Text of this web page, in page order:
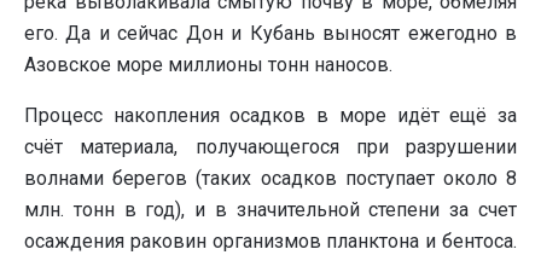
его. Да и сейчас Дон и Кубань выносят ежегодно в
Азовское море миллионы тонн наносов.
Процесс накопления осадков в море идёт ещё за
счёт материала, получающегося при разрушении
волнами берегов (таких осадков поступает около 8
млн. тонн в год), и в значительной степени за счет
осаждения раковин организмов планктона и бентоса.